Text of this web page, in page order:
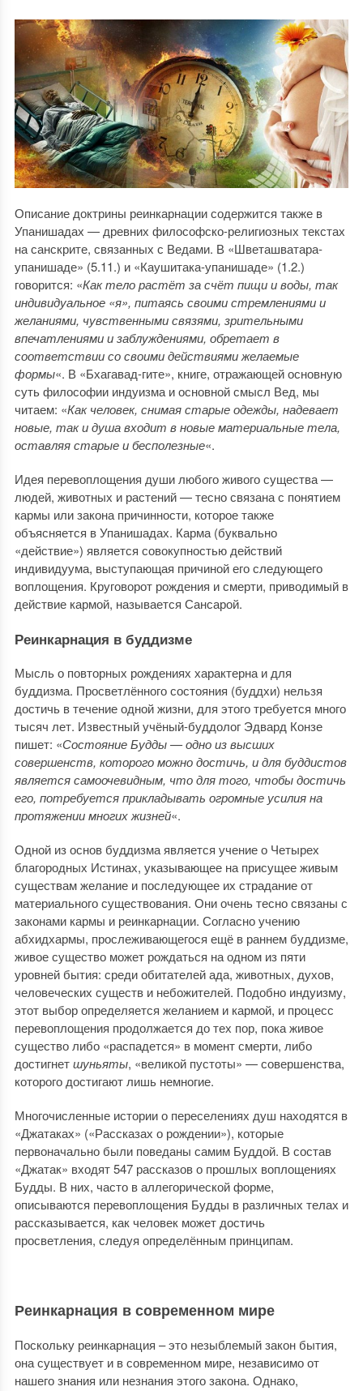
Описание доктрины реинкарнации содержится также в
Упанишадах — древних философско-религиозных текстах
на санскрите, связанных с Ведами. В «Шветашватара-
упанишаде» (5.11.) и «Каушитака-упанишаде» (1.2.)
говорится: «Как тело растёт за счёт пищи и воды, так
индивидуальное «я», питаясь своими стремлениями и
желаниями, чувственными связями, зрительными
впечатлениями и заблуждениями, обретает в
соответствии со своими действиями желаемые
формы«. В «Бхагавад-гите», книге, отражающей основную
суть философии индуизма и основной смысл Вед, мы
читаем: «Как человек, снимая старые одежды, надевает
новые, так и душа входит в новые материальные тела,
оставляя старые и бесполезные«.
Идея перевоплощения души любого живого существа —
людей, животных и растений — тесно связана с понятием
кармы или закона причинности, которое также
объясняется в Упанишадах. Карма (буквально
«действие») является совокупностью действий
индивидуума, выступающая причиной его следующего
воплощения. Круговорот рождения и смерти, приводимый в
действие кармой, называется Сансарой.
Реинкарнация в буддизме
Мысль о повторных рождениях характерна и для
буддизма. Просветлённого состояния (буддхи) нельзя
достичь в течение одной жизни, для этого требуется много
тысяч лет. Известный учёный-буддолог Эдвард Конзе
пишет: «Состояние Будды — одно из высших
совершенств, которого можно достичь, и для буддистов
является самоочевидным, что для того, чтобы достичь
его, потребуется прикладывать огромные усилия на
протяжении многих жизней«.
Одной из основ буддизма является учение о Четырех
благородных Истинах, указывающее на присущее живым
существам желание и последующее их страдание от
материального существования. Они очень тесно связаны с
законами кармы и реинкарнации. Согласно учению
абхидхармы, прослеживающегося ещё в раннем буддизме,
живое существо может рождаться на одном из пяти
уровней бытия: среди обитателей ада, животных, духов,
человеческих существ и небожителей. Подобно индуизму,
этот выбор определяется желанием и кармой, и процесс
перевоплощения продолжается до тех пор, пока живое
существо либо «распадется» в момент смерти, либо
достигнетшуньяты, «великой пустоты» — совершенства,
которого достигают лишь немногие.
Многочисленные истории о переселениях душ находятся в
«Джатаках» («Рассказах о рождении»), которые
первоначально были поведаны самим Буддой. В состав
«Джатак» входят 547 рассказов о прошлых воплощениях
Будды. В них, часто в аллегорической форме,
описываются перевоплощения Будды в различных телах и
рассказывается, как человек может достичь
просветления, следуя определённым принципам.
Реинкарнация в современном мире
Поскольку реинкарнация – это незыблемый закон бытия,
она существует и в современном мире, независимо от
нашего знания или незнания этого закона. Однако,